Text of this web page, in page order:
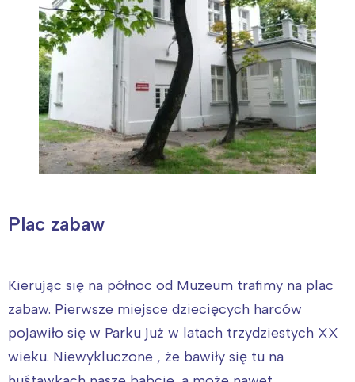
Plac zabaw
Kierując się na północ od Muzeum trafimy na plac
zabaw. Pierwsze miejsce dziecięcych harców
pojawiło się w Parku już w latach trzydziestych XX
wieku. Niewykluczone , że bawiły się tu na